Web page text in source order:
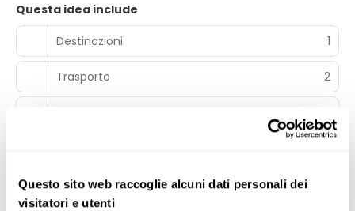
Questo sito web raccoglie alcuni dati personali dei
visitatori e utenti
Questa idea include
Destinazioni
1
Trasporto 2
Riepilogo del tour